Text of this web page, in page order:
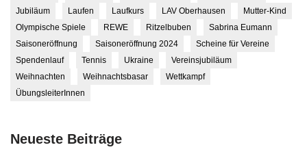
Jubiläum
Laufen Laufkurs LAV Oberhausen
Mutter-Kind
Olympische Spiele
REWE Ritzelbuben
Sabrina Eumann
Saisoneröffnung
Saisoneröffnung 2024
Scheine für Vereine
Spendenlauf
Tennis Ukraine
Vereinsjubiläum
Weihnachten
Weihnachtsbasar
Wettkampf
ÜbungsleiterInnen
Neueste Beiträge